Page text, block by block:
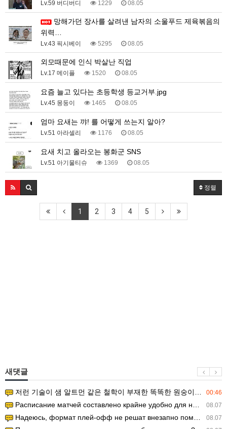
Lv.59 버디버디 1229 08.05
위력…
Lv.43 픽시베이 5295 08.05
외모때문에 인식 박살난 직업
Lv.17 메이플 1520 08.05
요즘 늘고 있다는 초등학생 등교거부.jpg
Lv.45 몽둥이 1465 08.05
엄마 요새는 꺄! 를 어떻게 쓰는지 알아?
Lv.51 아라셀리 1176 08.05
요새 치고 올라오는 봉화군 SNS
Lv.51 아기물티슈 1369 08.05
정렬
1 2 3 4 5
새댓글
00:46
저런 기술이 샘 알트먼 같은 철학이 부재한 똑똑한 원숭이에게 있다는게 문제.
08.07
Расписание матчей составлено крайне удобно для нашего часово…
08.07
Надеюсь, формат плей-офф не решат внезапно поменять. https:/…